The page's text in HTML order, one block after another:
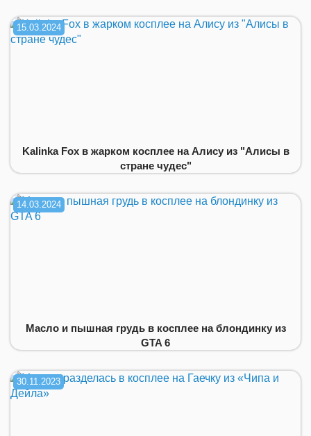
15.03.2024
Kalinka Fox в жарком косплее на Алису из "Алисы в
стране чудес"
14.03.2024
Масло и пышная грудь в косплее на блондинку из
GTA 6
30.11.2023